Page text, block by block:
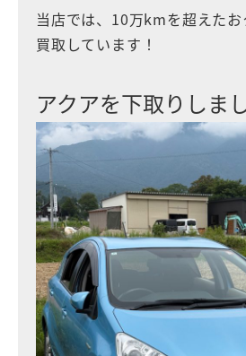
当店では、10万kmを超えた
買取しています！
アクアを下取りしま